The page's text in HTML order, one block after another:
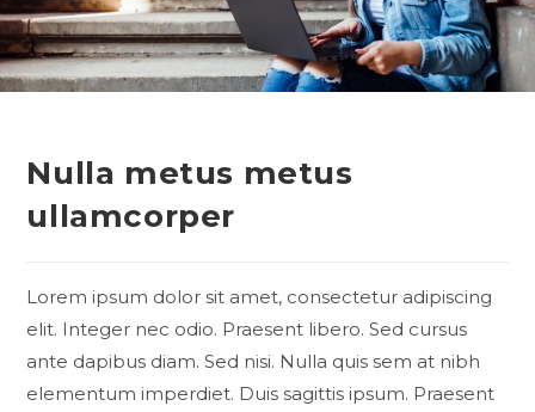
Nulla metus metus
ullamcorper
Lorem ipsum dolor sit amet, consectetur adipiscing
elit. Integer nec odio. Praesent libero. Sed cursus
ante dapibus diam. Sed nisi. Nulla quis sem at nibh
elementum imperdiet. Duis sagittis ipsum. Praesent